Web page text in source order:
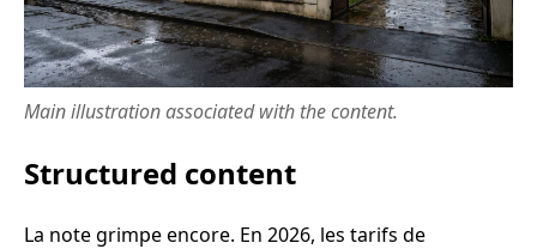
Main illustration associated with the content.
Structured content
La note grimpe encore. En 2026, les tarifs de